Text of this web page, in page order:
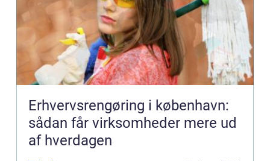
Erhvervsrengøring i københavn:
sådan får virksomheder mere ud
af hverdagen